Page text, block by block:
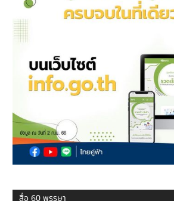
สื่อ 60 พรรษา